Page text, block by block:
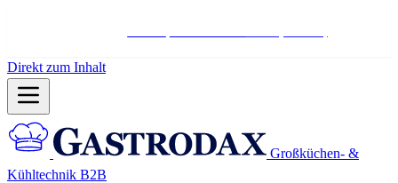
Direkt zum Inhalt
Großküchen- &
Kühltechnik B2B